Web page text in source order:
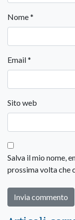
Nome*
Email*
Sito web
Salva il mio nome,
prossima volta che